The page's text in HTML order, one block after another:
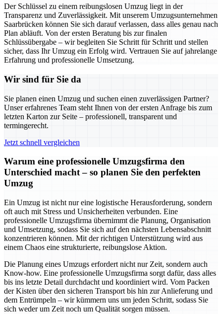
Der Schlüssel zu einem reibungslosen Umzug liegt in der
Transparenz und Zuverlässigkeit. Mit unserem Umzugsunternehmen
Saarbrücken können Sie sich darauf verlassen, dass alles genau nach
Plan abläuft. Von der ersten Beratung bis zur finalen
Schlüssübergabe – wir begleiten Sie Schritt für Schritt und stellen
sicher, dass Ihr Umzug ein Erfolg wird. Vertrauen Sie auf jahrelange
Erfahrung und professionelle Umsetzung.
Wir sind für Sie da
Sie planen einen Umzug und suchen einen zuverlässigen Partner?
Unser erfahrenes Team steht Ihnen von der ersten Anfrage bis zum
letzten Karton zur Seite – professionell, transparent und
termingerecht.
Jetzt schnell vergleichen
Warum eine professionelle Umzugsfirma den
Unterschied macht – so planen Sie den perfekten
Umzug
Ein Umzug ist nicht nur eine logistische Herausforderung, sondern
oft auch mit Stress und Unsicherheiten verbunden. Eine
professionelle Umzugsfirma übernimmt die Planung, Organisation
und Umsetzung, sodass Sie sich auf den nächsten Lebensabschnitt
konzentrieren können. Mit der richtigen Unterstützung wird aus
einem Chaos eine strukturierte, reibungslose Aktion.
Die Planung eines Umzugs erfordert nicht nur Zeit, sondern auch
Know-how. Eine professionelle Umzugsfirma sorgt dafür, dass alles
bis ins letzte Detail durchdacht und koordiniert wird. Vom Packen
der Kisten über den sicheren Transport bis hin zur Anlieferung und
dem Entrümpeln – wir kümmern uns um jeden Schritt, sodass Sie
sich weder um Zeit noch um Qualität sorgen müssen.